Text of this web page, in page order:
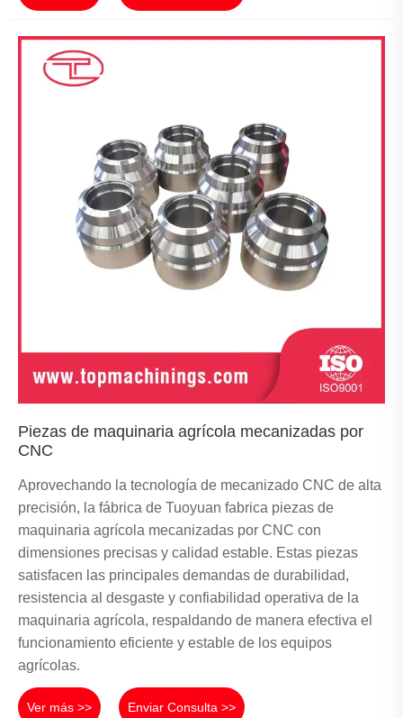
Piezas de maquinaria agrícola mecanizadas por
CNC
Aprovechando la tecnología de mecanizado CNC de alta
precisión, la fábrica de Tuoyuan fabrica piezas de
maquinaria agrícola mecanizadas por CNC con
dimensiones precisas y calidad estable. Estas piezas
satisfacen las principales demandas de durabilidad,
resistencia al desgaste y confiabilidad operativa de la
maquinaria agrícola, respaldando de manera efectiva el
funcionamiento eficiente y estable de los equipos
agrícolas.
Ver más >> Enviar Consulta >>